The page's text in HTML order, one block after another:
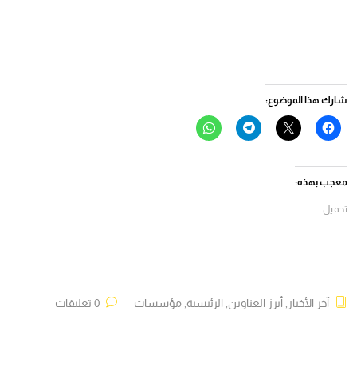
شارك هذا الموضوع:
انقر
للمشاركة
(فتح
في
نافذة
النقر
للمشاركة
انقر
للمشاركة
انقر
للمشاركة
معجب بهذه:
تحميل...
آخر الأخبار , أبرز العناوين, الرئيسية, مؤسسات